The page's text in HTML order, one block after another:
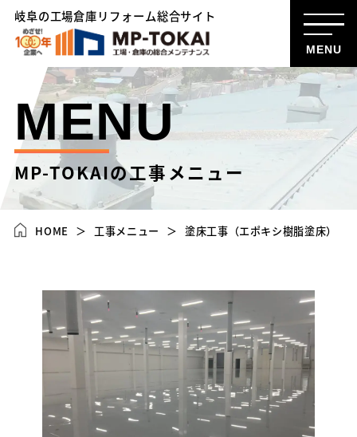
岐阜の工場倉庫リフォーム総合サイト
MENU
MENU
MP-TOKAIの工事メニュー
HOME 工事メニュー 塗床工事（エポキシ樹脂塗床）